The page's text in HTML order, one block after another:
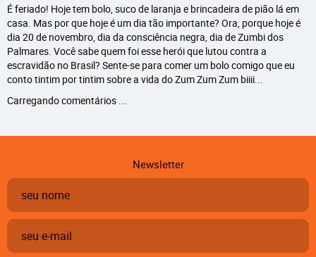
É feriado! Hoje tem bolo, suco de laranja e brincadeira de pião lá em
casa. Mas por que hoje é um dia tão importante? Ora, porque hoje é
dia 20 de novembro, dia da consciência negra, dia de Zumbi dos
Palmares. Você sabe quem foi esse herói que lutou contra a
escravidão no Brasil? Sente-se para comer um bolo comigo que eu
conto tintim por tintim sobre a vida do Zum Zum Zum biiii...
Carregando comentários ...
Newsletter